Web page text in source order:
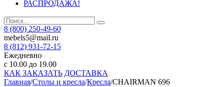
РАСПРОДАЖА!
8 (800) 250-49-60
mebels5@mail.ru
8 (812) 931-72-15
Ежедневно
с 10.00 до 19.00
КАК ЗАКАЗАТЬ ДОСТАВКА
Главная/Столы и кресла/Кресла/CHAIRMAN 696